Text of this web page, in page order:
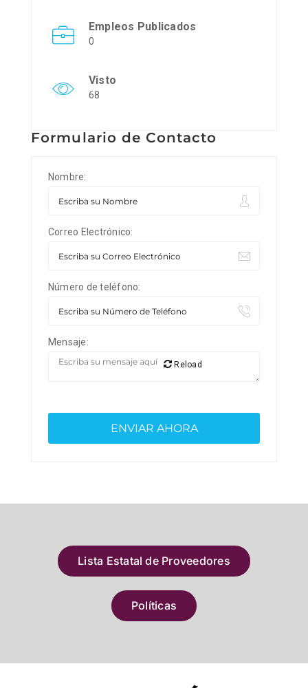
Empleos Publicados
0
Visto
68
Formulario de Contacto
Nombre:
Correo Electrónico:
Número de teléfono:
Mensaje:
Reload
Lista Estatal de Proveedores
Políticas